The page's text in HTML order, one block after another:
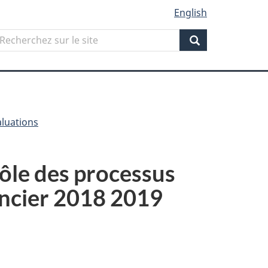
English
Search
des processus
2018 2019